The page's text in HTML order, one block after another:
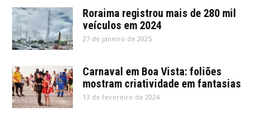
Roraima registrou mais de 280 mil
veículos em 2024
27 de janeiro de 2025
Carnaval em Boa Vista: foliões
mostram criatividade em fantasias
13 de fevereiro de 2024